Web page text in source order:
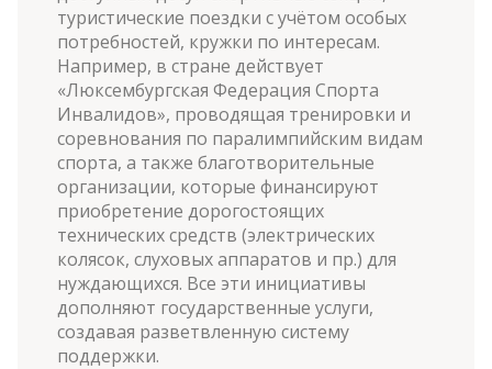
туристические поездки с учётом особых
потребностей, кружки по интересам.
Например, в стране действует
«Люксембургская Федерация Спорта
Инвалидов», проводящая тренировки и
соревнования по паралимпийским видам
спорта, а также благотворительные
организации, которые финансируют
приобретение дорогостоящих
технических средств (электрических
колясок, слуховых аппаратов и пр.) для
нуждающихся. Все эти инициативы
дополняют государственные услуги,
создавая разветвленную систему
поддержки.